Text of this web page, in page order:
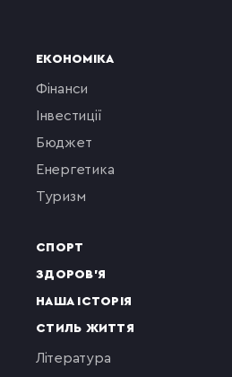
ЕКОНОМІКА
фінанси
інвестиції
бюджет
енергетика
туризм
СПОРТ
ЗДОРОВ'Я
НАША ІСТОРІЯ
СТИЛЬ ЖИТТЯ
література